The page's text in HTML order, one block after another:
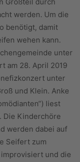
Großteil durch
werden. Um die
benötigt, damit
wehen kann.
unter
am 28. April 2019
unter
und Klein. Anke
liest
Die Kinderchöre
werden dabei auf
Seifert zum
improvisiert und die